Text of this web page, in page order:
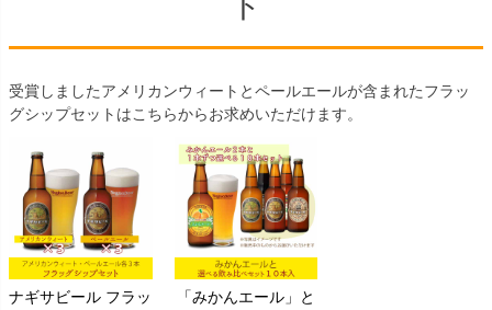
受賞しましたアメリカンウィートとペールエールが含まれたフラッ
グシップセットはこちらからお求めいただけます。
ナギサビール フラッ
「みかんエール」と